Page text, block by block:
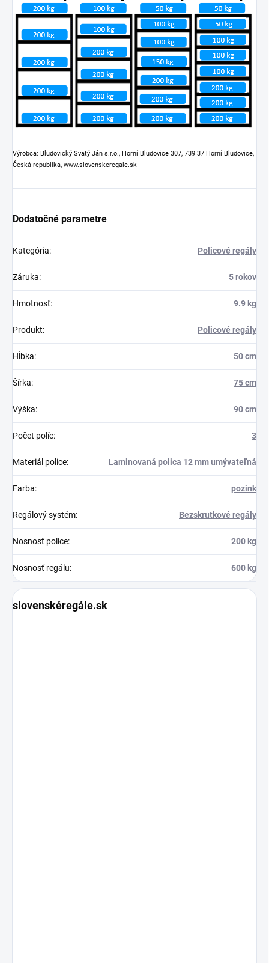
Výrobca: Bludovický Svatý Ján s.r.o., Horní Bludovice 307, 739 37 Horní Bludovice,
Česká republika, www.slovenskeregale.sk
Dodatočné parametre
Kategória: Policové regály
Záruka: 5 rokov
Hmotnosť: 9.9 kg
Produkt: Policové regály
Hĺbka: 50 cm
Šírka: 75 cm
Výška: 90 cm
Počet políc: 3
Materiál police: Laminovaná polica 12 mm umývateľná
Farba: pozink
Regálový systém: Bezskrutkové regály
Nosnosť police: 200 kg
Nosnosť regálu: 600 kg
slovenskéregále.sk